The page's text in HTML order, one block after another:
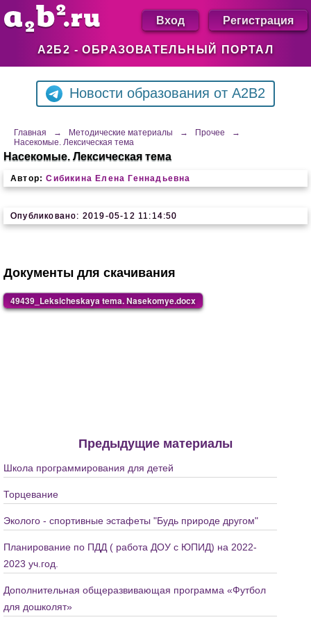
А2Б2 - ОБРАЗОВАТЕЛЬНЫЙ ПОРТАЛ
Вход Регистрация
Новости образования от A2B2
Главная → Методические материалы → Прочее
→
Насекомые. Лексическая тема
Насекомые. Лексическая тема
Автор: Сибикина Елена Геннадьевна
Опубликовано: 2019-05-12 11:14:50
Документы для скачивания
49439_Leksicheskaya tema. Nasekomye.docx
Предыдущие материалы
Школа программирования для детей
Торцевание
Эколого - спортивные эстафеты "Будь природе другом"
Планирование по ПДД ( работа ДОУ с ЮПИД) на 2022-
2023 уч.год.
Дополнительная общеразвивающая программа «Футбол
для дошколят»